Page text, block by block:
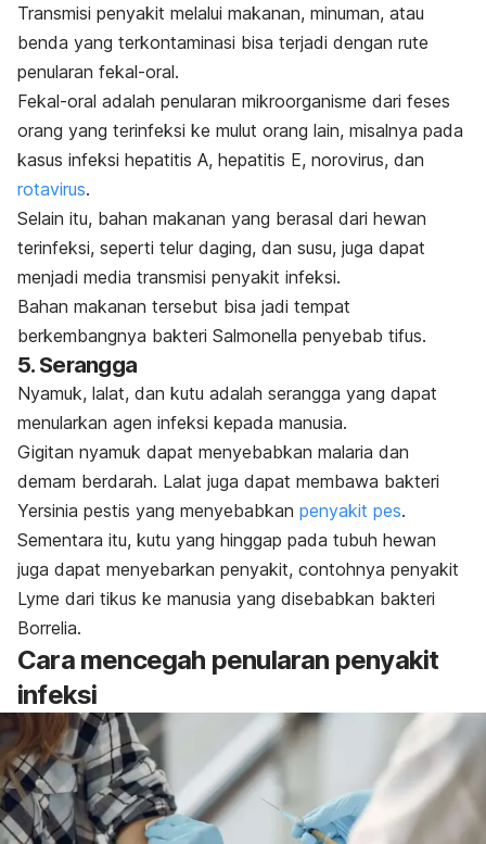
Transmisi penyakit melalui makanan, minuman, atau
benda yang terkontaminasi bisa terjadi dengan rute
penularan fekal-oral.
Fekal-oral adalah penularan mikroorganisme dari feses
orang yang terinfeksi ke mulut orang lain, misalnya pada
kasus infeksi hepatitis A, hepatitis E, norovirus, dan
rotavirus.
Selain itu, bahan makanan yang berasal dari hewan
terinfeksi, seperti telur daging, dan susu, juga dapat
menjadi media transmisi penyakit infeksi.
Bahan makanan tersebut bisa jadi tempat
berkembangnya bakteri Salmonella penyebab tifus.
5. Serangga
Nyamuk, lalat, dan kutu adalah serangga yang dapat
menularkan agen infeksi kepada manusia.
Gigitan nyamuk dapat menyebabkan malaria dan
demam berdarah. Lalat juga dapat membawa bakteri
Yersinia pestis yang menyebabkan penyakit pes.
Sementara itu, kutu yang hinggap pada tubuh hewan
juga dapat menyebarkan penyakit, contohnya penyakit
Lyme dari tikus ke manusia yang disebabkan bakteri
Borrelia.
Cara mencegah penularan penyakit
infeksi